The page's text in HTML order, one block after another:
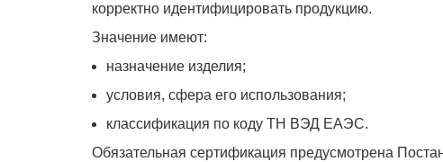
корректно идентифицировать продукцию.
Значение имеют:
назначение изделия;
условия, сфера его использования;
классификация по коду ТН ВЭД ЕАЭС.
Обязательная сертификация предусмотрена